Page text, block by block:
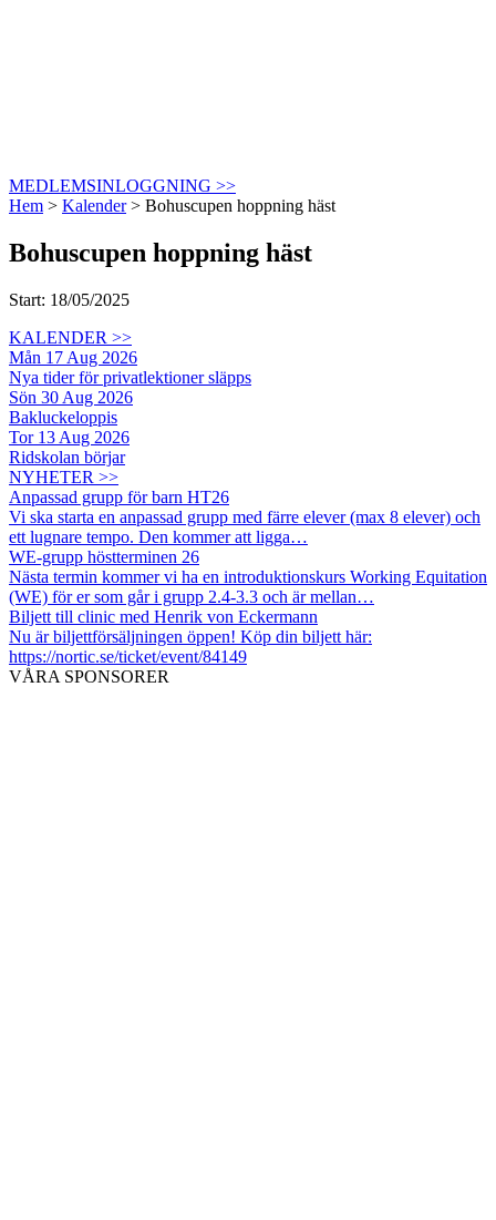
MEDLEMSINLOGGNING >>
Hem > Kalender> Bohuscupen hoppning häst
Bohuscupen hoppning häst
Start: 18/05/2025
KALENDER >>
Mån 17 Aug 2026
Nya tider för privatlektioner släpps
Sön 30 Aug 2026
Bakluckeloppis
Tor 13 Aug 2026
Ridskolan börjar
NYHETER >>
Anpassad grupp för barn HT26
Vi ska starta en anpassad grupp med färre elever (max 8 elever) och
ett lugnare tempo. Den kommer att ligga…
WE-grupp höstterminen 26
Nästa termin kommer vi ha en introduktionskurs Working Equitation
(WE) för er som går i grupp 2.4-3.3 och är mellan…
Biljett till clinic med Henrik von Eckermann
Nu är biljettförsäljningen öppen! Köp din biljett här:
https://nortic.se/ticket/event/84149
VÅRA SPONSORER